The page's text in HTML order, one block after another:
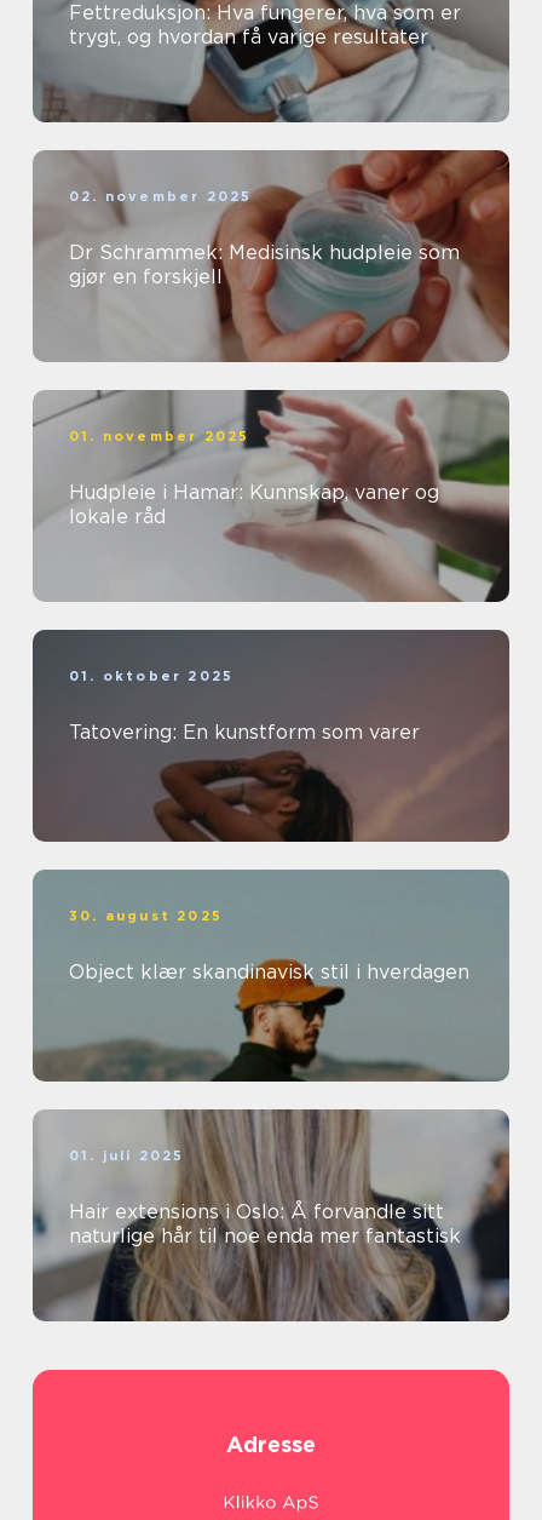
Fettreduksjon: Hva fungerer, hva som er
trygt, og hvordan få varige resultater
02. november 2025
Dr Schrammek: Medisinsk hudpleie som
gjør en forskjell
01. november 2025
Hudpleie i Hamar: Kunnskap, vaner og
lokale råd
01. oktober 2025
Tatovering: En kunstform som varer
30. august 2025
Object klær skandinavisk stil i hverdagen
01. juli 2025
Hair extensions i Oslo: Å forvandle sitt
naturlige hår til noe enda mer fantastisk
Adresse